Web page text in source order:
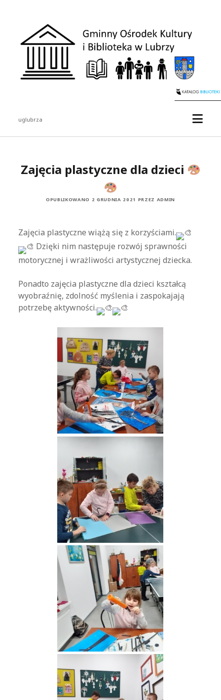
Kultury
Biblioteka
uglubrza
bocznyZajęcia plastyczne dla dzieci
OPUBLIKOWANO 2 GRUDNIA 2021 PRZEZ ADMIN
Zajęcia plastyczne wiążą się z korzyściami.
Dzięki nim następuje rozwój sprawności
motorycznej i wrażliwości artystycznej dziecka.
Ponadto zajęcia plastyczne dla dzieci kształcą
wyobraźnię, zdolność myślenia i zaspokajają
potrzebę aktywności.